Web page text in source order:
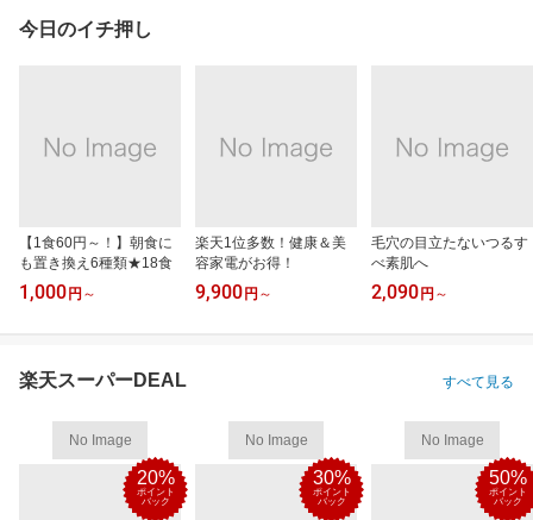
今日のイチ押し
【1食60円～！】朝食に
も置き換え6種類★18食
1,000 円 ～
楽天1位多数！健康＆美
容家電がお得！
9,900 円 ～
毛穴の目立たないつるす
べ素肌へ
2,090 円 ～
楽天スーパーDEAL すべて見る
No Image
20%
ポイント
バック
No Image
30%
ポイント
バック
No Image
50%
ポイント
バック